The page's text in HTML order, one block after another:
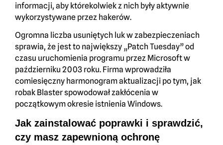
informacji, aby którekolwiek z nich były aktywnie
wykorzystywane przez hakerów.
Ogromna liczba usuniętych luk w zabezpieczeniach
sprawia, że jest to największy „Patch Tuesday” od
czasu uruchomienia programu przez Microsoft w
październiku 2003 roku. Firma wprowadziła
comiesięczny harmonogram aktualizacji po tym, jak
robak Blaster spowodował zakłócenia w
początkowym okresie istnienia Windows.
Jak zainstalować poprawki i sprawdzić,
czy masz zapewnioną ochronę